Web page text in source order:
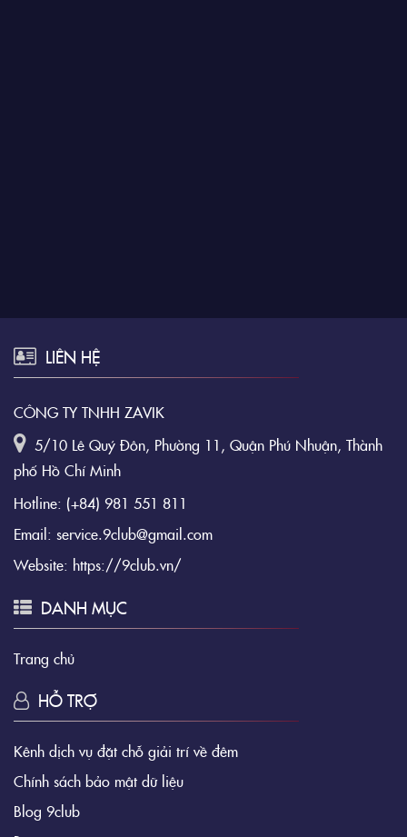
LIÊN HỆ
CÔNG TY TNHH ZAVIK
5/10 Lê Quý Đôn, Phường 11, Quận Phú Nhuận, Thành
phố Hồ Chí Minh
Hotline: (+84) 981 551 811
Email: service.9club@gmail.com
Website: https://9club.vn/
DANH MỤC
Trang chủ
HỖ TRỢ
Kênh dịch vụ đặt chỗ giải trí về đêm
Chính sách bảo mật dữ liệu
Blog 9club